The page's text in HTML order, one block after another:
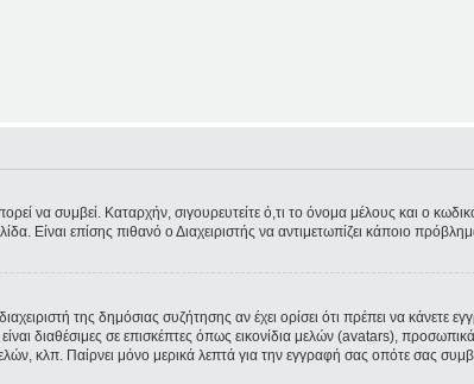
να συμβεί. Καταρχήν, σιγουρευτείτε ό,τι το όνομα μέλους και ο
Είναι επίσης πιθανό ο Διαχειριστής να αντιμετωπίζει κάποιο
της δημόσιας συζήτησης αν έχει ορίσει ότι πρέπει να
διαθέσιμες σε επισκέπτες όπως εικονίδια μελών (avatars),
κλπ. Παίρνει μόνο μερικά λεπτά για την εγγραφή σας οπότε σας